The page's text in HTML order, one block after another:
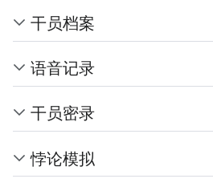
干员档案
语音记录
干员密录
悖论模拟